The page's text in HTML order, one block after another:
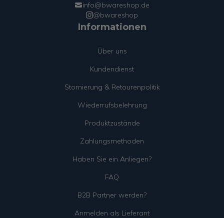
info@bwareshop.de
@bwareshop
Informationen
Über uns
Kundendienst
Stornierung & Retourenpolitik
Wiederrufsbelehrung
Produktzustände
Zahlungsmethoden
Haben Sie ein Anliegen?
FAQ
B2B Partner werden?
Anmelden als Lieferant